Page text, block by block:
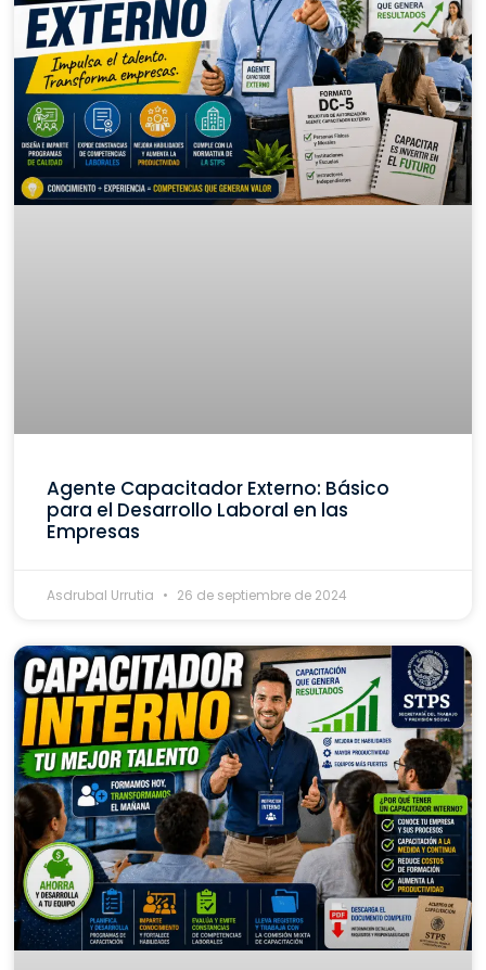
Agente Capacitador Externo: Básico
para el Desarrollo Laboral en las
Empresas
Asdrubal Urrutia 26 de septiembre de 2024